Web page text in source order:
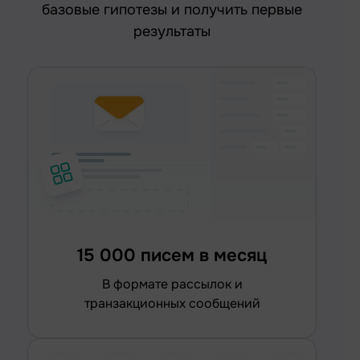
базовые гипотезы и получить первые
результаты
15 000 писем в месяц
в формате рассылок и
транзакционных сообщений